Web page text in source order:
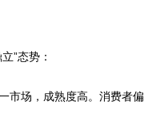
”态势：
市场，成熟度高。消费者偏